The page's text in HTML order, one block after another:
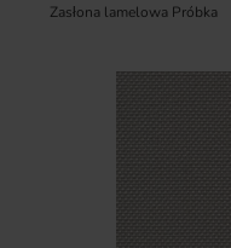
Zasłona lamelowa Próbka